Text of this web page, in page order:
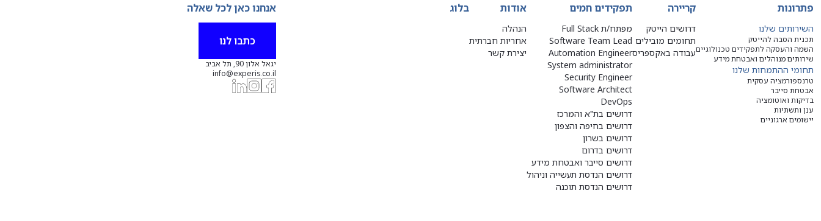
פתרונות
השירותים שלנו
תכנית הסבה להייטק
השמה והעסקה לתפקידים טכנולוגיים
שירותים מנוהלים ואבטחת מידע
תחומי ההתמחות שלנו
טרנספורמציה עסקית
אבטחת סייבר
בדיקות ואוטומציה
ענן ותשתיות
יישומים ארגוניים
קריירה
דרושים הייטק
תחומים מובילים
עבודה באקספריס
תפקידים חמים
מפתח/ת Full Stack
Software Team Lead
Automation Engineer
System administrator
Security Engineer
Software Architect
DevOps
דרושים בת"א והמרכז
דרושים בחיפה והצפון
דרושים בשרון
דרושים בדרום
דרושים סייבר ואבטחת מידע
דרושים הנדסת תעשייה וניהול
דרושים הנדסת תוכנה
אודות
הנהלה
אחריות חברתית
יצירת קשר
בלוג אנחנו כאן לכל שאלה
כתבו לנו
יגאל אלון 90, תל אביב
info@experis.co.il